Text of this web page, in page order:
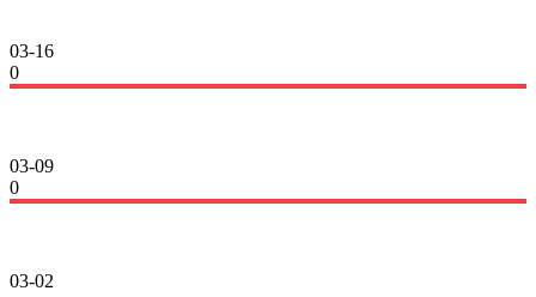
03-16
0
03-09
0
03-02